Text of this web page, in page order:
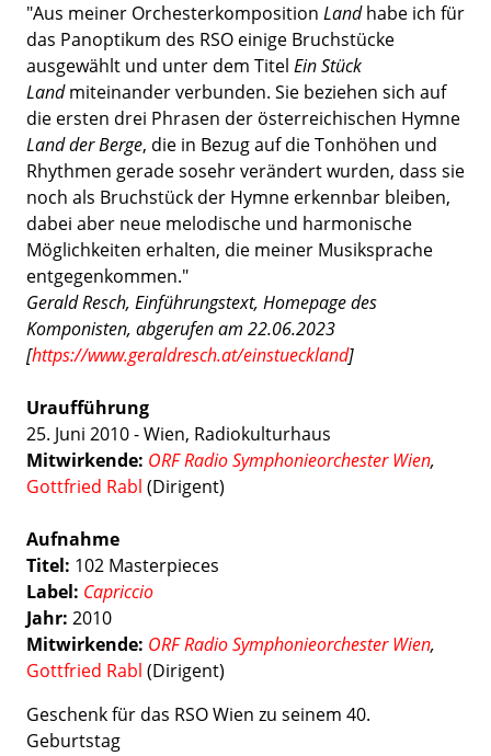
"Aus meiner Orchesterkomposition Landhabe ich für
das Panoptikum des RSO einige Bruchstücke
ausgewählt und unter dem Titel Ein Stück
Landmiteinander verbunden. Sie beziehen sich auf
die ersten drei Phrasen der österreichischen Hymne
Land der Berge, die in Bezug auf die Tonhöhen und
Rhythmen gerade sosehr verändert wurden, dass sie
noch als Bruchstück der Hymne erkennbar bleiben,
dabei aber neue melodische und harmonische
Möglichkeiten erhalten, die meiner Musiksprache
entgegenkommen."
Gerald Resch, Einführungstext, Homepage des
Komponisten, abgerufen am 22.06.2023
[https://www.geraldresch.at/einstueckland]
Uraufführung
25. Juni 2010 - Wien, Radiokulturhaus
Mitwirkende: ORF Radio Symphonieorchester Wien,
Gottfried Rabl (Dirigent)
Aufnahme
Titel: 102 Masterpieces
Label: Capriccio
Jahr: 2010
Mitwirkende: ORF Radio Symphonieorchester Wien,
Gottfried Rabl (Dirigent)
Geschenk für das RSO Wien zu seinem 40.
Geburtstag